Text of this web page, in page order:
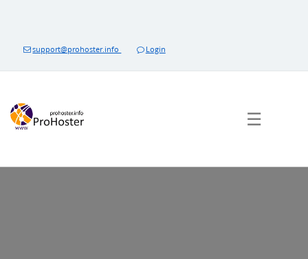
support@prohoster.info Login
☰